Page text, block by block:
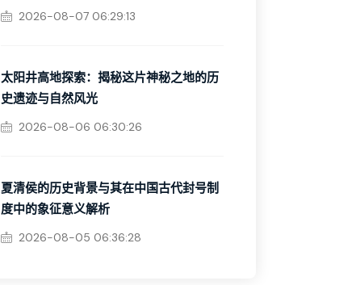
2026-08-07 06:29:13
太阳井高地探索：揭秘这片神秘之地的历
史遗迹与自然风光
2026-08-06 06:30:26
夏清侯的历史背景与其在中国古代封号制
度中的象征意义解析
2026-08-05 06:36:28